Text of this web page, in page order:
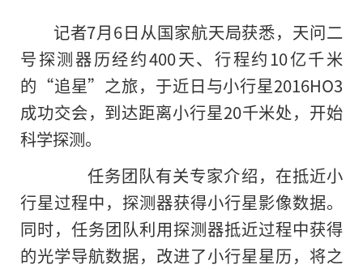
记者7月6日从国家航天局获悉，天问二
号探测器历经约400天、行程约10亿千米
的“追星”之旅，于近日与小行星2016HO3
成功交会，到达距离小行星20千米处，开始
科学探测。
任务团队有关专家介绍，在抵近小
行星过程中，探测器获得小行星影像数据。
同时，任务团队利用探测器抵近过程中获得
的光学导航数据，改进了小行星星历，将之